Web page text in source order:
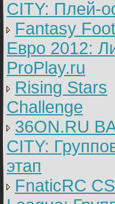
CITY: Плей-
Fantasy
Евро 2012:
ProPlay.ru
Rising Stars
Challenge
36ON.RU
CITY:
этап
FnaticRC CS